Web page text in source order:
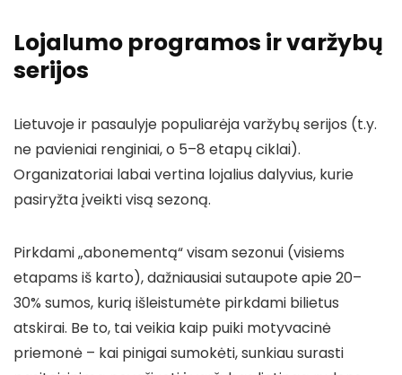
Lojalumo programos ir varžybų
serijos
Lietuvoje ir pasaulyje populiarėja varžybų serijos (t.y.
ne pavieniai renginiai, o 5–8 etapų ciklai).
Organizatoriai labai vertina lojalius dalyvius, kurie
pasiryžta įveikti visą sezoną.
Pirkdami „abonementą“ visam sezonui (visiems
etapams iš karto), dažniausiai sutaupote apie 20–
30% sumos, kurią išleistumėte pirkdami bilietus
atskirai. Be to, tai veikia kaip puiki motyvacinė
priemonė – kai pinigai sumokėti, sunkiau surasti